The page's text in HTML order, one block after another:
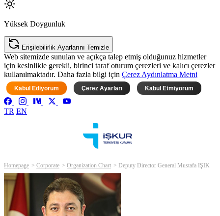
Yüksek Doygunluk
Erişilebilirlik Ayarlarını Temizle
Web sitemizde sunulan ve açıkça talep etmiş olduğunuz hizmetler
için kesinlikle gerekli, birinci taraf oturum çerezleri ve kalıcı çerezler
kullanılmaktadır. Daha fazla bilgi için Çerez Aydınlatma Metni
Kabul Ediyorum Çerez Ayarları Kabul Etmiyorum
TR EN
Homepage Corporate Organization Chart Deputy Director General Mustafa IŞIK